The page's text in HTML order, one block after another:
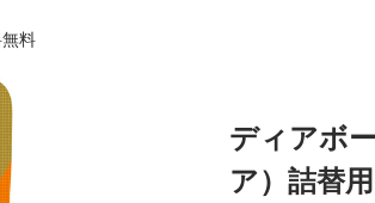
料
ディアボ
ア）詰替